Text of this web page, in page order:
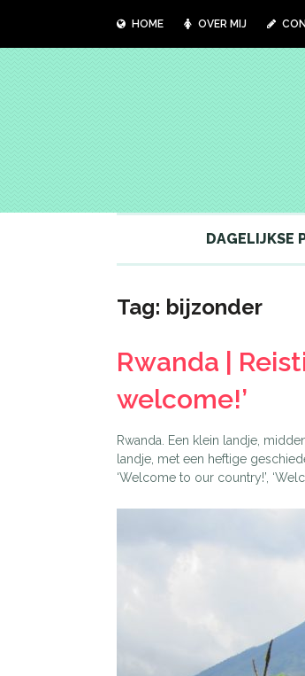
HOME OVER MIJ
DAGELIJKSE
Tag: bijzonder
Rwanda |
welcome!’
Rwanda. Een klein landje,
landje, met een heftige
‘Welcome to our country!’,